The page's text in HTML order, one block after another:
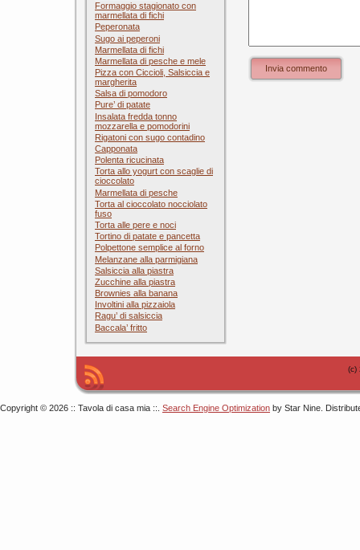
Formaggio stagionato con
marmellata di fichi
Peperonata
Sugo ai peperoni
Marmellata di fichi
Marmellata di pesche e mele
Pizza con Ciccioli, Salsiccia e
margherita
Salsa di pomodoro
Pure’ di patate
Insalata fredda tonno
mozzarella e pomodorini
Rigatoni con sugo contadino
Capponata
Polenta ricucinata
Torta allo yogurt con scaglie di
cioccolato
Marmellata di pesche
Torta al cioccolato nocciolato
fuso
Torta alle pere e noci
Tortino di patate e pancetta
Polpettone semplice al forno
Melanzane alla parmigiana
Salsiccia alla piastra
Zucchine alla piastra
Brownies alla banana
Involtini alla pizzaiola
Ragu’ di salsiccia
Baccala’ fritto
Invia commento
(c)
Copyright © 2026 :: Tavola di casa mia ::. Search Engine Optimization by Star Nine.